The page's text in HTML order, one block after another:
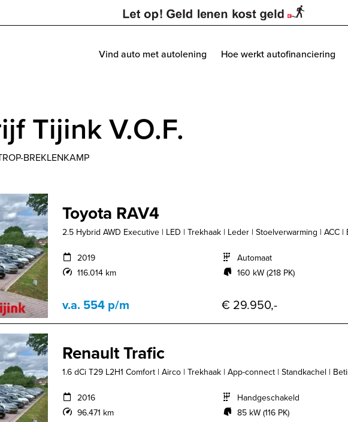
Vind auto met autolening Hoe werkt autofinanciering
Tijink V.O.F.
BREKLENKAMP
Toyota RAV4
2.5 Hybrid AWD Executive | LED | Trekhaak | Leder | Stoelverwarming | ACC |
2019
116.014 km
Automaat
160 kW (218 PK)
v.a. 554 p/m € 29.950,-
Renault Trafic
1.6 dCi T29 L2H1 Comfort | Airco | Trekhaak | App-connect | Standkachel |
2016
96.471 km
Handgeschakeld
85 kW (116 PK)